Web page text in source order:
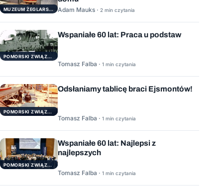
MUZEUM ŻEGLARSTWA POMORSKIEGO Adam Mauks · 2 min czytania
POMORSKI ZWIĄZEK ŻEGLARSKI
Wspaniałe 60 lat: Praca u podstaw
Tomasz Falba · 1 min czytania
POMORSKI ZWIĄZEK ŻEGLARSKI
Odsłaniamy tablicę braci Ejsmontów!
Tomasz Falba · 1 min czytania
POMORSKI ZWIĄZEK ŻEGLARSKI
Wspaniałe 60 lat: Najlepsi z
najlepszych
Tomasz Falba · 1 min czytania